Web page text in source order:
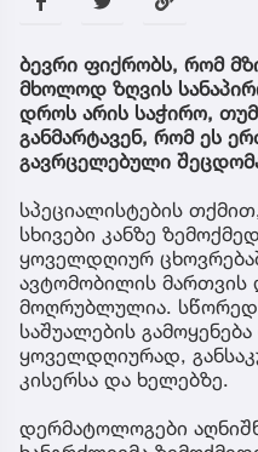
ბევრი ფიქრობს, რომ
მხოლოდ ზღვის
დროს არის საჭირო,
განმარტავენ, რომ ეს
გავრცელებული
სპეციალისტების
სხივები კანზე
ყოველდღიურ
ავტომობილის მართვის
მოღრუბლულია. სწორედ
საშუალების
ყოველდღიურად,
კისერსა და ხელებზე.
დერმატოლოგები